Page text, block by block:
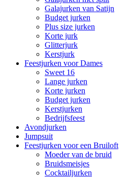
Galajurken van Satijn
Budget jurken
Plus size jurken
Korte jurk
Glitterjurk
Kerstjurk
Feestjurken voor Dames
Sweet 16
Lange jurken
Korte jurken
Budget jurken
Kerstjurken
Bedrijfsfeest
Avondjurken
Jumpsuit
Feestjurken voor een Bruiloft
Moeder van de bruid
Bruidsmeisjes
Cocktailjurken